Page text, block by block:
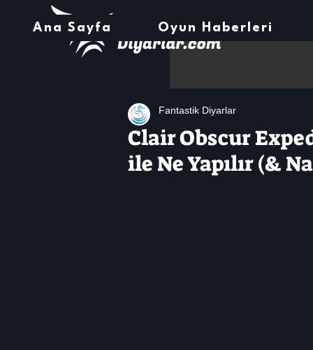
Ana Sayfa Oyun Haberleri
Clair Obscur
ile Ne Yapılır (&
Fantastik Diyarlar